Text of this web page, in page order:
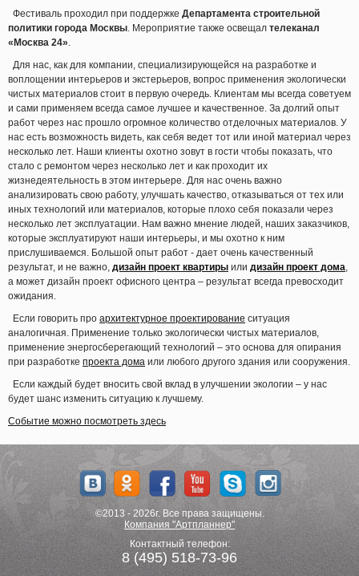
Фестиваль проходил при поддержке Департамента строительной
политики города Москвы. Мероприятие также освещал телеканал
«Москва 24».
Для нас, как для компании, специализирующейся на разработке и
воплощении интерьеров и экстерьеров, вопрос применения экологически
чистых материалов стоит в первую очередь. Клиентам мы всегда советуем
и сами применяем всегда самое лучшее и качественное. За долгий опыт
работ через нас прошло огромное количество отделочных материалов. У
нас есть возможность видеть, как себя ведет тот или иной материал через
несколько лет. Наши клиенты охотно зовут в гости чтобы показать, что
стало с ремонтом через несколько лет и как проходит их
жизнедеятельность в этом интерьере. Для нас очень важно
анализировать свою работу, улучшать качество, отказываться от тех или
иных технологий или материалов, которые плохо себя показали через
несколько лет эксплуатации. Нам важно мнение людей, наших заказчиков,
которые эксплуатируют наши интерьеры, и мы охотно к ним
прислушиваемся. Большой опыт работ - дает очень качественный
результат, и не важно, дизайн проект квартиры или дизайн проект дома,
а может дизайн проект офисного центра – результат всегда превосходит
ожидания.
Если говорить про архитектурное проектирование ситуация
аналогичная. Применение только экологически чистых материалов,
применение энергосберегающий технологий – это основа для опирания
при разработке проекта дома или любого другого здания или сооружения.
Если каждый будет вносить свой вклад в улучшении экологии – у нас
будет шанс изменить ситуацию к лучшему.
Событие можно посмотреть здесь
©2013 - 2026г. Все права защищены.
Компания "Артпланнер"
Контактный телефон:
8 (495) 518-73-96